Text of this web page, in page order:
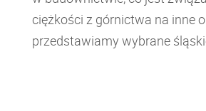
ciężkości z górnictwa na inne
przedstawiamy wybrane